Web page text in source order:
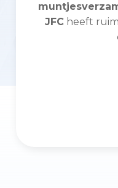
JFCheeft ruim